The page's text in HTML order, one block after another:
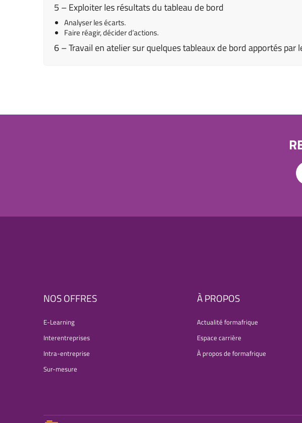
5 – Exploiter les résultats du tableau de bord
Analyser les écarts.
Faire réagir, décider d’actions.
6 – Travail en atelier sur quelques tableaux de bord apportés par
NOS OFFRES
E-Learning
Interentreprises
Intra-entreprise
Sur-mesure
À PROPOS
Actualité formafrique
Espace carrière
À propos de formafrique